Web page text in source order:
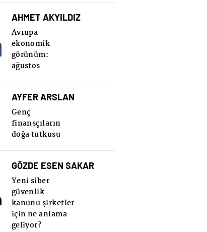
AHMET AKYILDIZ
Avrupa
ekonomik
görünüm:
ağustos
AYFER ARSLAN
Genç
finansçıların
doğa tutkusu
GÖZDE ESEN SAKAR
Yeni siber
güvenlik
kanunu şirketler
için ne anlama
geliyor?